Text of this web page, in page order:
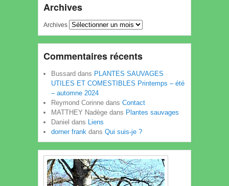
Archives
Archives
Commentaires récents
Bussard dans PLANTES SAUVAGES
UTILES ET COMESTIBLES Printemps – été
– automne 2024
Reymond Corinne dans Contact
MATTHEY Nadège dans Plantes sauvages
Daniel dans Liens
dorner frank dans Qui suis-je ?